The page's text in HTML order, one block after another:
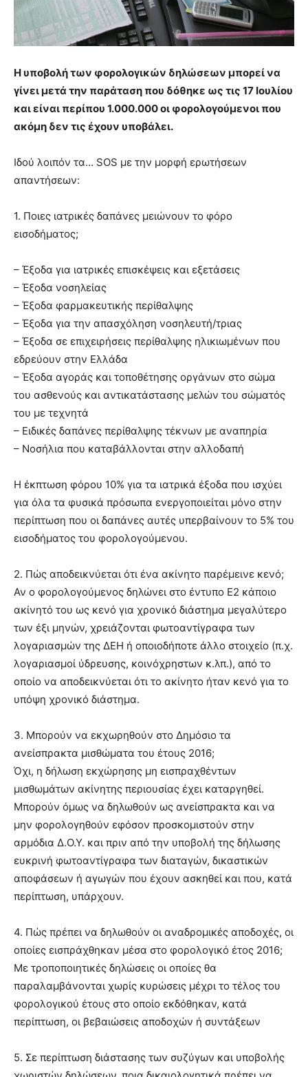
Η υποβολή των φορολογικών δηλώσεων μπορεί να
γίνει μετά την παράταση που δόθηκε ως τις 17 Ιουλίου
και είναι περίπου 1.000.000 οι φορολογούμενοι που
ακόμη δεν τις έχουν υποβάλει.
Ιδού λοιπόν τα… SOS με την μορφή ερωτήσεων
απαντήσεων:
1. Ποιες ιατρικές δαπάνες μειώνουν το φόρο
εισοδήματος;
– Έξοδα για ιατρικές επισκέψεις και εξετάσεις
– Έξοδα νοσηλείας
– Έξοδα φαρμακευτικής περίθαλψης
– Έξοδα για την απασχόληση νοσηλευτή/τριας
– Έξοδα σε επιχειρήσεις περίθαλψης ηλικιωμένων που
εδρεύουν στην Ελλάδα
– Έξοδα αγοράς και τοποθέτησης οργάνων στο σώμα
του ασθενούς και αντικατάστασης μελών του σώματός
του με τεχνητά
– Ειδικές δαπάνες περίθαλψης τέκνων με αναπηρία
– Νοσήλια που καταβάλλονται στην αλλοδαπή
Η έκπτωση φόρου 10% για τα ιατρικά έξοδα που ισχύει
για όλα τα φυσικά πρόσωπα ενεργοποιείται μόνο στην
περίπτωση που οι δαπάνες αυτές υπερβαίνουν το 5% του
εισοδήματος του φορολογούμενου.
2. Πώς αποδεικνύεται ότι ένα ακίνητο παρέμεινε κενό;
Αν ο φορολογούμενος δηλώνει στο έντυπο Ε2 κάποιο
ακίνητό του ως κενό για χρονικό διάστημα μεγαλύτερο
των έξι μηνών, χρειάζονται φωτοαντίγραφα των
λογαριασμών της ΔΕΗ ή οποιοδήποτε άλλο στοιχείο (π.χ.
λογαριασμοί ύδρευσης, κοινόχρηστων κ.λπ.), από το
οποίο να αποδεικνύεται ότι το ακίνητο ήταν κενό για το
υπόψη χρονικό διάστημα.
3. Μπορούν να εκχωρηθούν στο Δημόσιο τα
ανείσπρακτα μισθώματα του έτους 2016;
Όχι, η δήλωση εκχώρησης μη εισπραχθέντων
μισθωμάτων ακίνητης περιουσίας έχει καταργηθεί.
Μπορούν όμως να δηλωθούν ως ανείσπρακτα και να
μην φορολογηθούν εφόσον προσκομιστούν στην
αρμόδια Δ.Ο.Υ. και πριν από την υποβολή της δήλωσης
ευκρινή φωτοαντίγραφα των διαταγών, δικαστικών
αποφάσεων ή αγωγών που έχουν ασκηθεί και που, κατά
περίπτωση, υπάρχουν.
4. Πώς πρέπει να δηλωθούν οι αναδρομικές αποδοχές, οι
οποίες εισπράχθηκαν μέσα στο φορολογικό έτος 2016;
Με τροποποιητικές δηλώσεις οι οποίες θα
παραλαμβάνονται χωρίς κυρώσεις μέχρι το τέλος του
φορολογικού έτους στο οποίο εκδόθηκαν, κατά
περίπτωση, οι βεβαιώσεις αποδοχών ή συντάξεων
5. Σε περίπτωση διάστασης των συζύγων και υποβολής